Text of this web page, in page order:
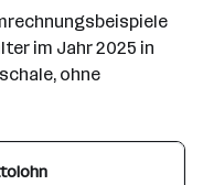
im Jahr 2025 in
ohne